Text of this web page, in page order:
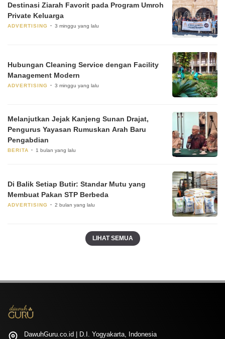
Destinasi Ziarah Favorit pada Program Umroh
Private Keluarga
ADVERTISING 3 minggu yang lalu
Hubungan Cleaning Service dengan Facility
Management Modern
ADVERTISING 3 minggu yang lalu
Melanjutkan Jejak Kanjeng Sunan Drajat,
Pengurus Yayasan Rumuskan Arah Baru
Pengabdian
BERITA 1 bulan yang lalu
Di Balik Setiap Butir: Standar Mutu yang
Membuat Pakan STP Berbeda
ADVERTISING 2 bulan yang lalu
LIHAT SEMUA
DawuhGuru.co.id | D.I. Yogyakarta, Indonesia